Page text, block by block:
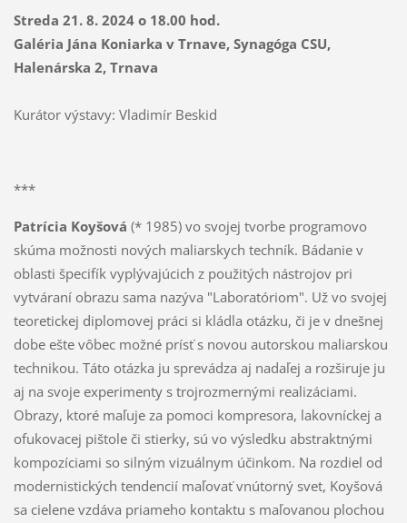
Streda 21. 8. 2024 o 18.00 hod.
Galéria Jána Koniarka v Trnave, Synagóga CSU,
Halenárska 2, Trnava
Kurátor výstavy: Vladimír Beskid
***
Patrícia Koyšová (* 1985) vo svojej tvorbe programovo
skúma možnosti nových maliarskych techník. Bádanie v
oblasti špecifík vyplývajúcich z použitých nástrojov pri
vytváraní obrazu sama nazýva "Laboratóriom". Už vo svojej
teoretickej diplomovej práci si kládla otázku, či je v dnešnej
dobe ešte vôbec možné prísť s novou autorskou maliarskou
technikou. Táto otázka ju sprevádza aj nadaľej a rozširuje ju
aj na svoje experimenty s trojrozmernými realizáciami.
Obrazy, ktoré maľuje za pomoci kompresora, lakovníckej a
ofukovacej pištole či stierky, sú vo výsledku abstraktnými
kompozíciami so silným vizuálnym účinkom. Na rozdiel od
modernistických tendencií maľovať vnútorný svet, Koyšová
sa cielene vzdáva priameho kontaktu s maľovanou plochou